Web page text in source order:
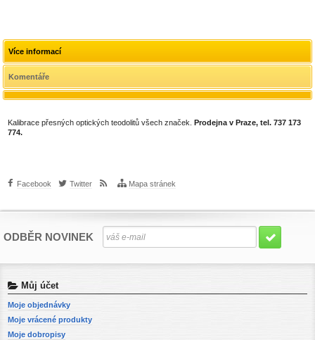
Více informací
Komentáře
Kalibrace přesných optických teodolitů všech značek.
Prodejna v Praze, tel. 737 173
774.
Facebook Twitter Mapa stránek
ODBĚR NOVINEK
Můj účet
Moje objednávky
Moje vrácené produkty
Moje dobropisy